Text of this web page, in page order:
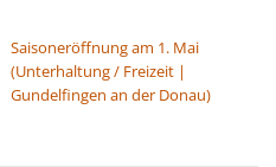
Saisoneröffnung am 1. Mai
(Unterhaltung / Freizeit |
Gundelfingen an der Donau)